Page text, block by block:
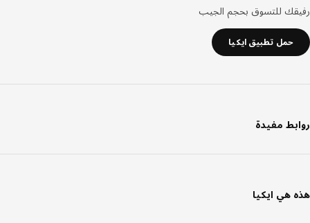
للتسوق بحجم الجيب
حمل تطبيق ايكيا
مفيدة
هي ايكيا